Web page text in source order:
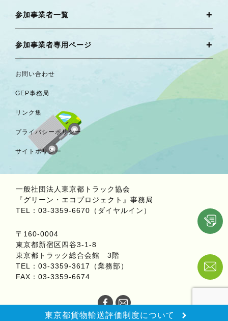
東京都貨物輸送評価制度について
参加事業者一覧
参加事業者専用ページ
お問い合わせ
GEP事務局
リンク集
プライバシーポリシー
サイトポリシー
一般社団法人東京都トラック協会
『グリーン・エコプロジェクト』事務局
TEL：03-3359-6670（ダイヤルイン）
〒160-0004
東京都新宿区四谷3-1-8
東京都トラック総合会館 3階
TEL：03-3359-3617（業務部）
FAX：03-3359-6674
Copyright © 2022.Green Eco Project All Rights Reserved.